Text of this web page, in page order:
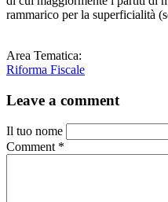
rammarico per la superficialità
Area Tematica:
Riforma Fiscale
Leave a comment
Il tuo nome
Comment *